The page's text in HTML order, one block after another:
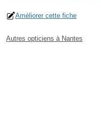
Améliorer cette fiche
Autres opticiens à Nantes